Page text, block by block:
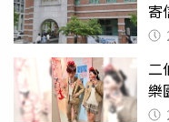
寄
關
二
樂